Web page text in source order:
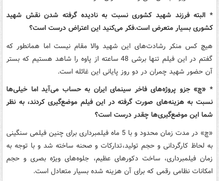
* البته فرزند شهید کشوری نسبت به نادیده گرفته شدن نقش شهید
کشوری بسیار متعرض است.فکر می‌کنید این اعتراض درست است؟
هیچ کس منکر رشادت‌های این شهید والا مقام نیست اما همانطور که
گفتم در این فیلم تنها برشی 48 ساعته از پاوه را شاهد هستیم که بستر
آن حضور شهید چمران در دو روز پایانی این غائله است.
* «چ» جزو پروژه‌های فاخر سینمای ایران به حساب می‌آید اما خیلی‌ها
نسبت به هزینه‌های صورت گرفته در این فیلم موضع‌گیری کردند، به نظر
شما این موضع‌گیری‌ها چقدر درست است؟
«چ» در مدت زمان محدود و با 5 ماه فیلمبرداری برای چنین فیلمی سنگینی
به لحاظ کارگردانی و حجم تولید،تدارکات و صحنه ساخته شد و با توجه به
زمان فیلمبرداری، ساخت دکورهای عظیم، جلوه‌های ویژه بصری و حجم
امکانات نظامی رقمی که برای آن هزینه شده بسیار متعادل است.